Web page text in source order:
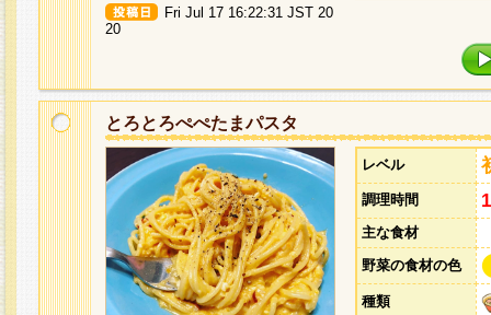
Fri Jul 17 16:22:31 JST 20
20
とろとろぺぺたまパスタ
レベル
調理時間
主な食材
野菜の食材の色
種類